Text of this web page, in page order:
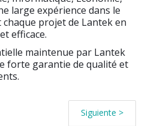
large expérience dans le
projet de Lantek en
efficace.
maintenue par Lantek
forte garantie de qualité et
Siguiente >